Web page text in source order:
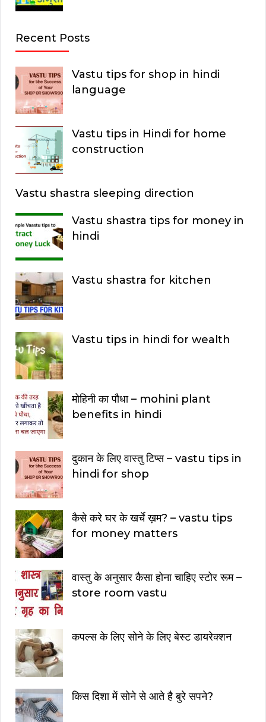
Recent Posts
Vastu tips for shop in hindi
language
Vastu tips in Hindi for home
construction
Vastu shastra sleeping direction
Vastu shastra tips for money in
hindi
Vastu shastra for kitchen
Vastu tips in hindi for wealth
मोहिनी का पौधा – mohini plant
benefits in hindi
दुकान के लिए वास्तु टिप्स – vastu tips in
hindi for shop
कैसे करे घर के खर्चे ख़म? – vastu tips
for money matters
वास्तु के अनुसार कैसा होना चाहिए स्टोर रूम –
store room vastu
कपल्स के लिए सोने के लिए बेस्ट डायरेक्शन
किस दिशा में सोने से आते है बुरे सपने?